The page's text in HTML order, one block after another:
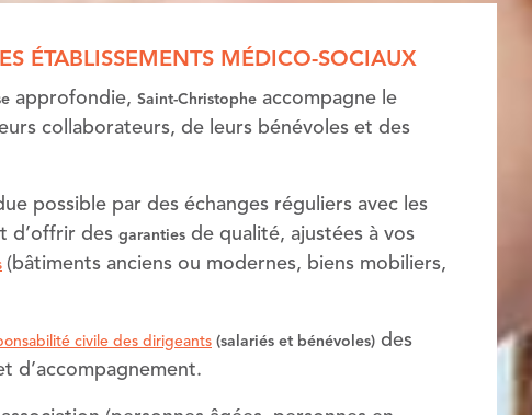
ÉTABLISSEMENTS MÉDICO-SOCIAUX
approfondie, Saint-Christophe accompagne le
collaborateurs, de leurs bénévoles et des
possible par des échanges réguliers avec les
d’offrir des garanties de qualité, ajustées à vos
(bâtiments anciens ou modernes, biens mobiliers,
civile des dirigeants (salariés et bénévoles) des
d’accompagnement.